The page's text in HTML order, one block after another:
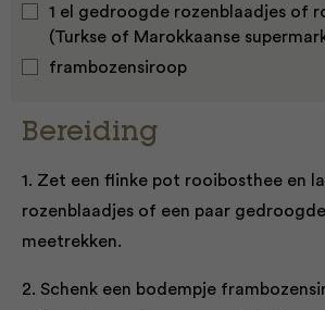
1 el gedroogde rozenblaadjes of
(Turkse of Marokkaanse
frambozensiroop
Bereiding
1. Zet een flinke pot rooibosthee en
rozenblaadjes of een paar
meetrekken.
2. Schenk een bodempje